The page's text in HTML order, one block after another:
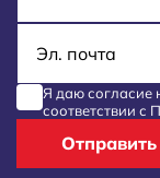
Я даю согласие
соответствии с
Отправить